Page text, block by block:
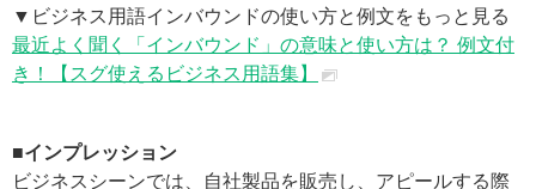
▼ビジネス用語インバウンドの使い方と例文をもっと見る
最近よく聞く「インバウンド」の意味と使い方は？ 例文付
き！【スグ使えるビジネス用語集】
■インプレッション
ビジネスシーンでは、自社製品を販売し、アピールする際